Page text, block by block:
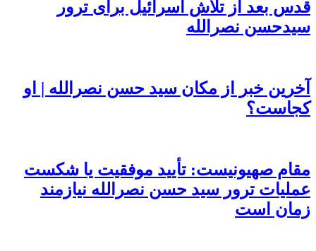
قدس بعد از تلاش اسرائیل برای ترور
سیدحسن نصرالله
آخرین خبر از مکان سید حسن نصرالله | او
کجاست؟
مقام صهیونیست: تأیید موفقیت یا شکست
عملیات ترور سید حسن نصرالله نیازمند
زمان است